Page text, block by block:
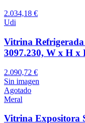
2.034,18 €
Udi
Vitrina
3097.230, W x H x
2.090,72 €
Sin imagen
Agotado
Meral
Vitrina Expositora